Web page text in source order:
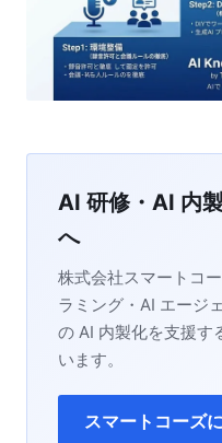
AI 研修・AI 内
へ
株式会社スマートコ
ラミング・AI エージ
の AI 内製化を支援す
います。
スマートコーズ